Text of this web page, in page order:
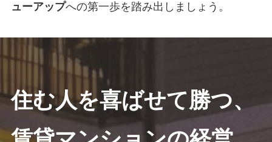
ューアップへの第一歩を踏み出しましょう。
住む人を喜ばせて勝つ、